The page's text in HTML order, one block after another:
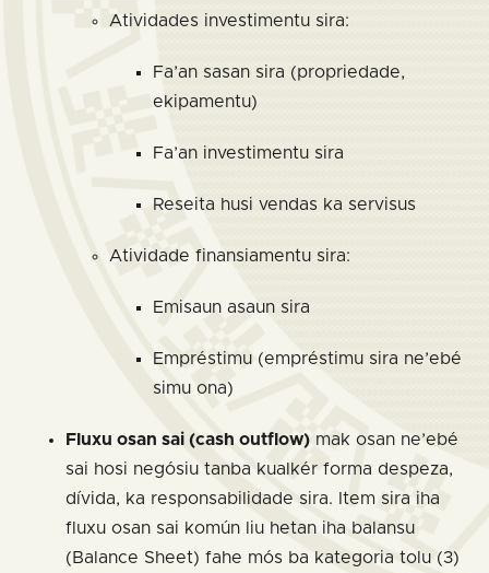
Atividades investimentu sira:
Fa’an sasan sira (propriedade,
ekipamentu)
Fa’an investimentu sira
Reseita husi vendas ka servisus
Atividade finansiamentu sira:
Emisaun asaun sira
Empréstimu (empréstimu sira ne’ebé
simu ona)
Fluxu osan sai (cash outflow) mak osan ne’ebé
sai hosi negósiu tanba kualkér forma despeza,
dívida, ka responsabilidade sira. Item sira iha
fluxu osan sai komún liu hetan iha balansu
(Balance Sheet) fahe mós ba kategoria tolu (3)